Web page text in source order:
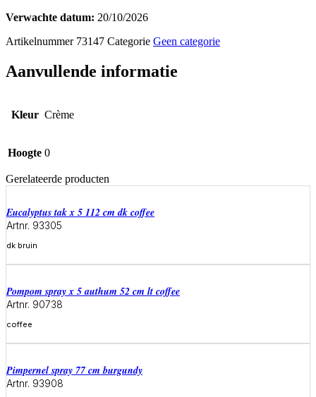
Verwachte datum: 20/10/2026
Artikelnummer 73147 Categorie Geen categorie
Aanvullende informatie
Kleur Crème
Hoogte 0
Gerelateerde producten
eucalyptus tak x 5 112 cm dk coffee
Artnr. 93305
dk bruin
pompom spray x 5 authum 52 cm lt coffee
Artnr. 90738
coffee
pimpernel spray 77 cm burgundy
Artnr. 93908